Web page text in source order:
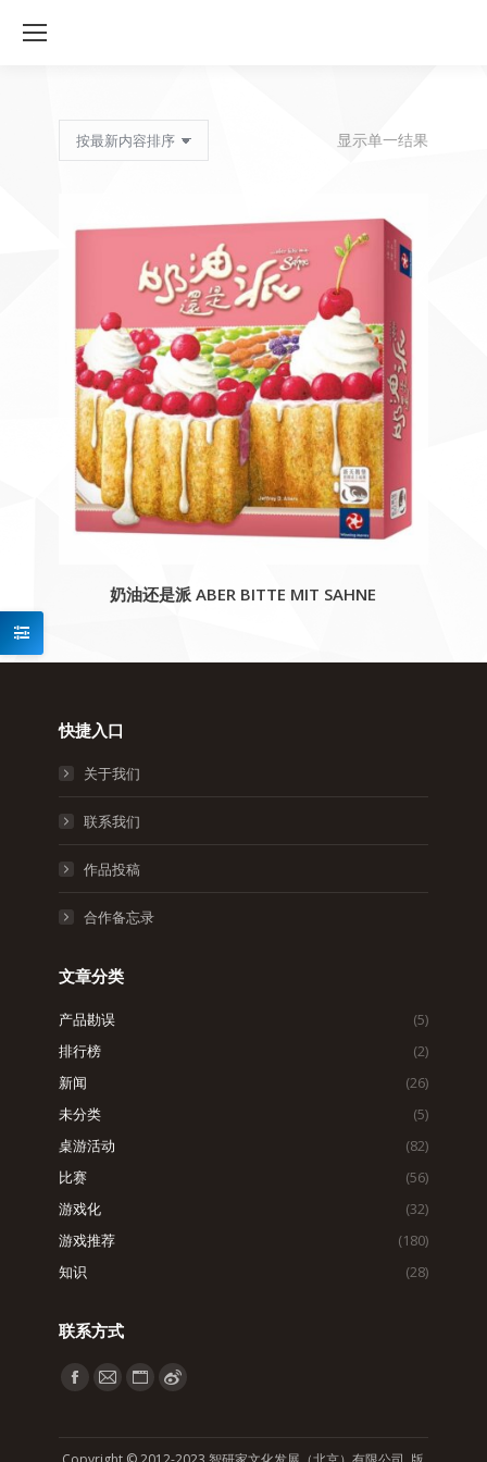
显示单一结果
奶油还是派 ABER BITTE MIT SAHNE
快捷入口
关于我们
联系我们
作品投稿
合作备忘录
文章分类
产品勘误
(5)
排行榜
(2)
新闻
(26)
未分类
(5)
桌游活动
(82)
比赛
(56)
游戏化
(32)
游戏推荐
(180)
知识
(28)
联系方式
找到我们：
Facebook
Mail WebsiteWeibo